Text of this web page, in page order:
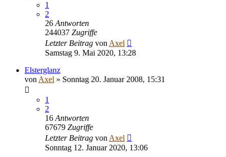
1
2
26 Antworten
244037 Zugriffe
Letzter Beitrag von Axel
Samstag 9. Mai 2020, 13:28
Elsterglanz
von Axel » Sonntag 20. Januar 2008, 15:31
1
2
16 Antworten
67679 Zugriffe
Letzter Beitrag von Axel
Sonntag 12. Januar 2020, 13:06